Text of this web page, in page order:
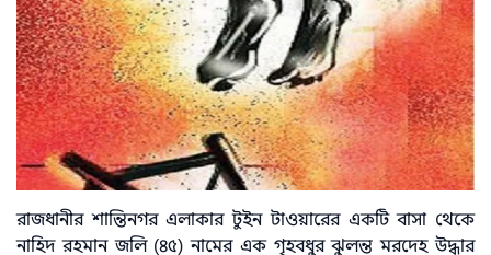
রাজধানীর শান্তিনগর এলাকার টুইন টাওয়ারের একটি বাসা থেকে
নাহিদ রহমান জলি (৪৫) নামের এক গৃহবধুর ঝুলন্ত মরদেহ উদ্ধার